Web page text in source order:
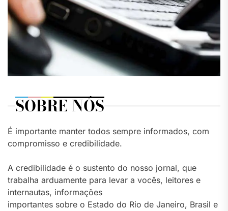
SOBRE NÓS
É importante manter todos sempre informados, com
compromisso e credibilidade.
A credibilidade é o sustento do nosso jornal, que
trabalha arduamente para levar a vocês, leitores e
internautas, informações
importantes sobre o Estado do Rio de Janeiro, Brasil e